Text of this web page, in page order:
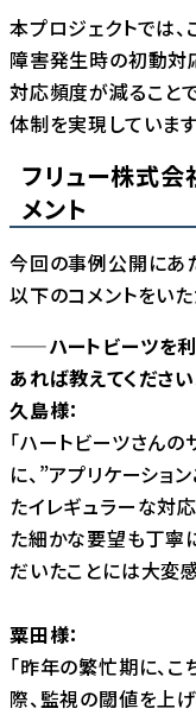
本プロジェクトでは
障害発生時の初動対
対応頻度が減ること
体制を実現しています
フリュー株式
メント
今回の事例公開にあ
以下のコメントをいた
――ハートビーツを利
あれば教えてください
久島様：
「ハートビーツさん
に、”アプリケーショ
たイレギュラーな対
た細かな要望も丁寧
だいたことには大変感
粟田様：
「昨年の繁忙期に、
際、監視の閾値を上